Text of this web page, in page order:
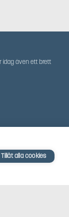
Tillåt alla cookies
idag även ett brett